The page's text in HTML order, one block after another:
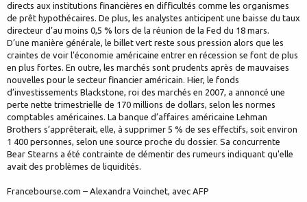
directs aux institutions financières en difficultés comme les organismes
de prêt hypothécaires. De plus, les analystes anticipent une baisse du taux
directeur d’au moins 0,5 % lors de la réunion de la Fed du 18 mars.
D’une manière générale, le billet vert reste sous pression alors que les
craintes de voir l’économie américaine entrer en récession se font de plus
en plus fortes. En outre, les marchés sont prudents après de mauvaises
nouvelles pour le secteur financier américain. Hier, le fonds
d’investissements Blackstone, roi des marchés en 2007, a annoncé une
perte nette trimestrielle de 170 millions de dollars, selon les normes
comptables américaines. La banque d’affaires américaine Lehman
Brothers s’apprêterait, elle, à supprimer 5 % de ses effectifs, soit environ
1 400 personnes, selon une source proche du dossier. Sa concurrente
Bear Stearns a été contrainte de démentir des rumeurs indiquant qu'elle
avait des problèmes de liquidités.
Francebourse.com – Alexandra Voinchet, avec AFP